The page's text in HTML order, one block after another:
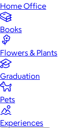
Home Office
Books
Flowers & Plants
Graduation
Pets
Experiences